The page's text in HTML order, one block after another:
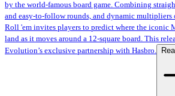
by the world-famous board game. Combining
and easy-to-follow rounds, and dynamic multipliers
Roll 'em invites players to predict where the iconic
land as it moves around a 12-square board. This
Evolution’s exclusive partnership with Hasbro.